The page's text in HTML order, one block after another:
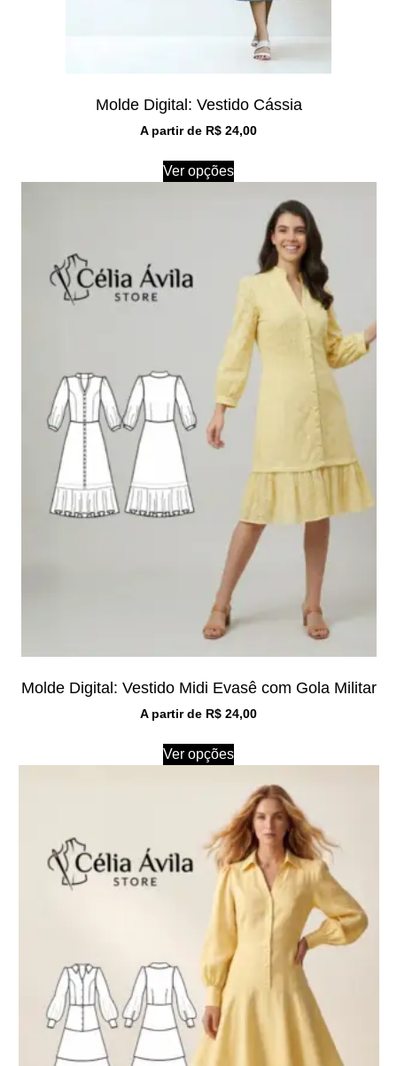
Molde Digital: Vestido Cássia
A partir de R$ 24,00
Ver opções
Molde Digital: Vestido Midi Evasê com Gola Militar
A partir de R$ 24,00
Ver opções